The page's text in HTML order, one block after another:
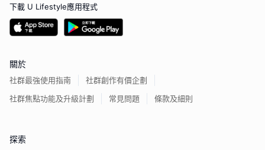
下載 U Lifestyle應用程式
關於
社群最強使用指南
社群創作有價企劃
社群焦點功能及升級計劃
常見問題 條款及細則
探索